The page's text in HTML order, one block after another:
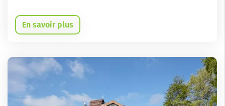
En savoir plus